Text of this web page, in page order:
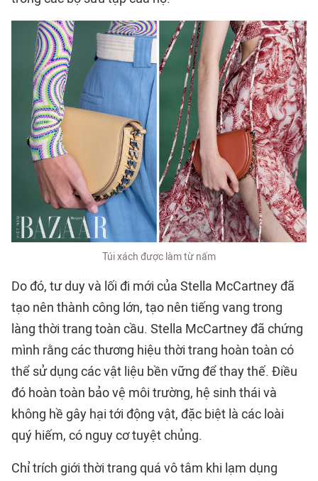
Túi xách được làm từ nấm
Do đó, tư duy và lối đi mới của Stella McCartney đã
tạo nên thành công lớn, tạo nên tiếng vang trong
làng thời trang toàn cầu. Stella McCartney đã chứng
mình rằng các thương hiệu thời trang hoàn toàn có
thể sử dụng các vật liệu bền vững để thay thế. Điều
đó hoàn toàn bảo vệ môi trường, hệ sinh thái và
không hề gây hại tới động vật, đặc biệt là các loài
quý hiếm, có nguy cơ tuyệt chủng.
Chỉ trích giới thời trang quá vô tâm khi lạm dụng